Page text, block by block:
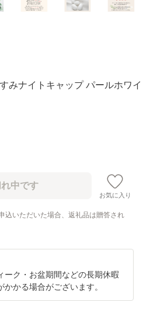
みナイトキャップ パールホワイ
お気に入り
込いただいた場合、返礼品は贈答され
ク・お盆期間などの長期休暇
かる場合がございます。